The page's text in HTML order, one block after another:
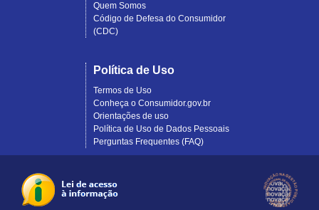
Quem Somos
Código de Defesa do Consumidor
(CDC)
Política de Uso
Termos de Uso
Conheça o Consumidor.gov.br
Orientações de uso
Política de Uso de Dados Pessoais
Perguntas Frequentes (FAQ)